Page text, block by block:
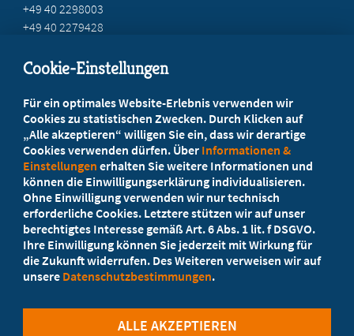
+49 40 2298003
+49 40 2279428
Ihr Landesverband berät Sie!
Ansprechpartner
Werden Sie jetzt Mitglied
5 Vorteile einer MB-Mitgliedschaft
Cookie-Einstellungen
Für ein optimales Website-Erlebnis verwenden wir
Cookies zu statistischen Zwecken. Durch Klicken auf
„Alle akzeptieren“ willigen Sie ein, dass wir derartige
Cookies verwenden dürfen. Über Informationen &
Einstellungen erhalten Sie weitere Informationen und
können die Einwilligungserklärung individualisieren.
Ohne Einwilligung verwenden wir nur technisch
erforderliche Cookies. Letztere stützen wir auf unser
berechtigtes Interesse gemäß Art. 6 Abs. 1 lit. f DSGVO.
Ihre Einwilligung können Sie jederzeit mit Wirkung für
die Zukunft widerrufen. Des Weiteren verweisen wir auf
unsere Datenschutzbestimmungen.
ALLE AKZEPTIEREN